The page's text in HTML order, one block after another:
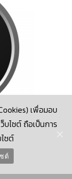
Ltd. (KTCS)
เพื่อมอบ
ไซต์ ถือเป็นการ
ซต์
ต์